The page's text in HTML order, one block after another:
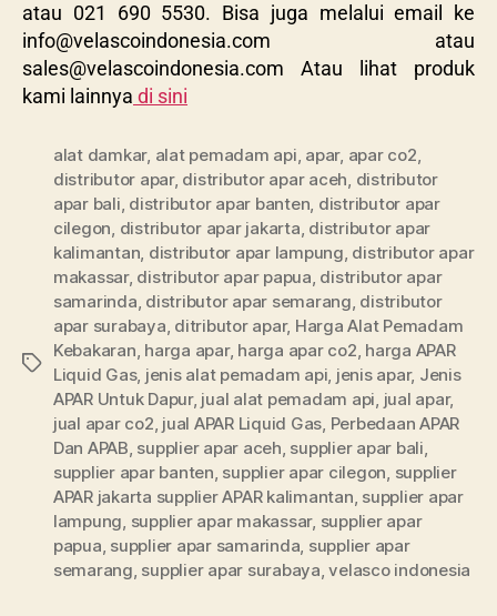
atau 021 690 5530. Bisa juga melalui email ke
info@velascoindonesia.com atau
sales@velascoindonesia.com Atau lihat produk
kami lainnya di sini
alat damkar, alat pemadam api, apar, apar co2,
distributor apar, distributor apar aceh, distributor
apar bali, distributor apar banten, distributor apar
cilegon, distributor apar jakarta, distributor apar
kalimantan, distributor apar lampung, distributor apar
makassar, distributor apar papua, distributor apar
samarinda, distributor apar semarang, distributor
apar surabaya, ditributor apar, Harga Alat Pemadam
Kebakaran, harga apar, harga apar co2, harga APAR
Liquid Gas, jenis alat pemadam api, jenis apar, Jenis
APAR Untuk Dapur, jual alat pemadam api, jual apar,
jual apar co2, jual APAR Liquid Gas, Perbedaan APAR
Dan APAB, supplier apar aceh, supplier apar bali,
supplier apar banten, supplier apar cilegon, supplier
APAR jakarta supplier APAR kalimantan, supplier apar
lampung, supplier apar makassar, supplier apar
papua, supplier apar samarinda, supplier apar
semarang, supplier apar surabaya,velasco indonesia